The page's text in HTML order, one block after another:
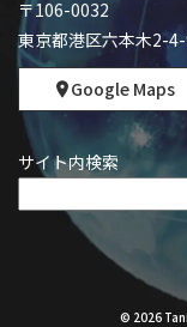
〒106-0032
東京都港区六本木2-
Google Maps
サイト内検索
© 2026